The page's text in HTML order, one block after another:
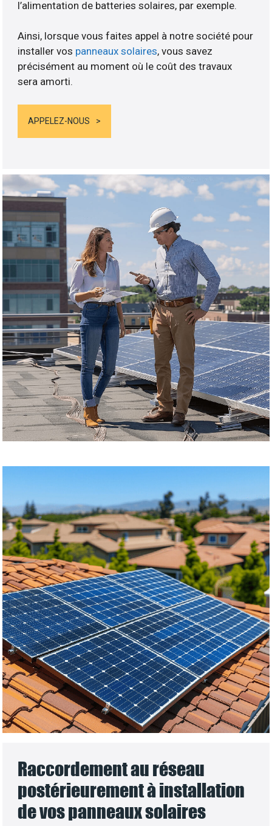
l’alimentation de batteries solaires, par exemple.
Ainsi, lorsque vous faites appel à notre société pour
installer vos panneaux solaires, vous savez
précisément au moment où le coût des travaux
sera amorti.
APPELEZ-NOUS
Raccordement au réseau
postérieurement à installation
de vos panneaux solaires